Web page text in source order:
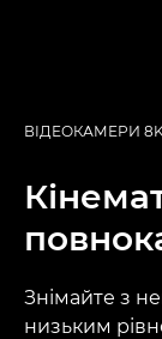
ВІДЕОКАМЕРИ
Знімайте з
низьким